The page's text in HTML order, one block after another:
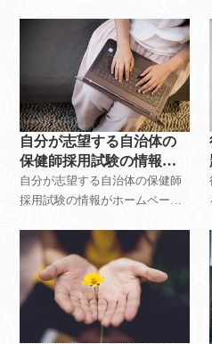
自分が志望する自治体の
保健師採用試験の情報が
なく、試験対策をどうす
ればいいか
自分が志望する自治体の保健師
採用試験の情報がホームページ
い！？